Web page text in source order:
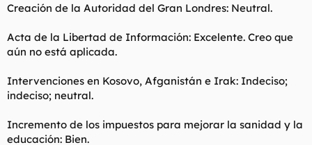
Creación de la Autoridad del Gran Londres: Neutral.
Acta de la Libertad de Información: Excelente. Creo que
aún no está aplicada.
Intervenciones en Kosovo, Afganistán e Irak: Indeciso;
indeciso; neutral.
Incremento de los impuestos para mejorar la sanidad y la
educación: Bien.